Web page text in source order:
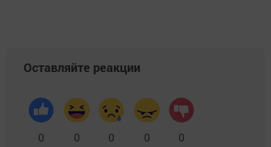
Оставляйте реакции
0 0 0 0 0